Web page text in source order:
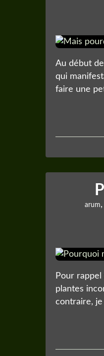
Au début
qui
faire une
arum,
Pour
plantes
contraire, je